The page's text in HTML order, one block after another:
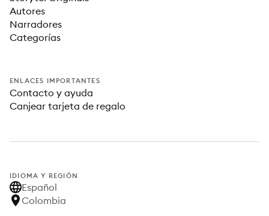
Autores
Narradores
Categorías
ENLACES IMPORTANTES
Contacto y ayuda
Canjear tarjeta de regalo
IDIOMA Y REGIÓN
Español
Colombia